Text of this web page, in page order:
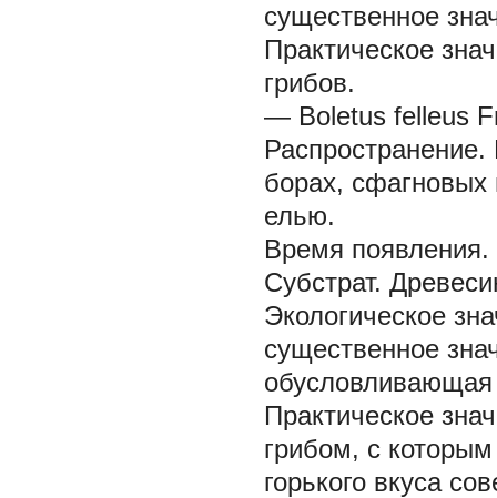
существенное
Практическое
грибов.
— Boletus felleus
Распространение.
борах, сфагновых
елью.
Время появления.
Субстрат.
Экологическое
существенное
Практическое
грибом, с
горького вкуса